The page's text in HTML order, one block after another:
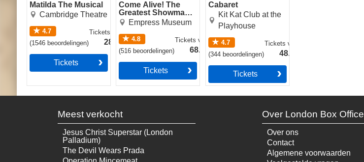
Matilda The Musical
Cambridge Theatre
4.7
(1546beoordelingen)
Tickets
28.49€
Tickets
Come Alive! The
Greatest Showman
Circus Spectacular
Empress Museum
4.8
(516 beoordelingen)
Ticketsvanaf
68.49€
Tickets
Cabaret
Kit Kat Club at the
Playhouse
4.7
(344 beoordelingen)
Ticketsvanaf
48.49€
Tickets
Meest verkocht
Jesus Christ Superstar (London
Palladium)
The Devil Wears Prada
Over London Box Office
Over ons
Contact
Algemene voorwaarden